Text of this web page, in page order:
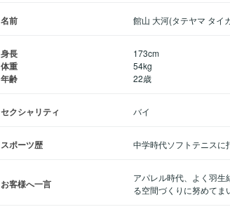
名前 館山 大河(タテヤマ タイ
身長
体重
年齢
173cm
54kg
22歳
セクシャリティ バイ
スポーツ歴 中学時代ソフトテニスに
お客様へ一言
アパレル時代、よく羽
る空間づくりに努めてま